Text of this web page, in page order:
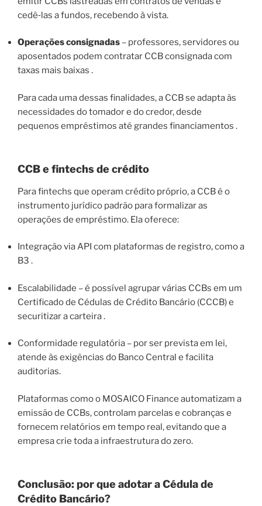
cedê‑las a fundos, recebendo à vista.
Operações consignadas – professores, servidores ou
aposentados podem contratar CCB consignada com
taxas mais baixas .
Para cada uma dessas finalidades, a CCB se adapta às
necessidades do tomador e do credor, desde
pequenos empréstimos até grandes financiamentos .
CCB e fintechs de crédito
Para fintechs que operam crédito próprio, a CCB é o
instrumento jurídico padrão para formalizar as
operações de empréstimo. Ela oferece:
Integração via API com plataformas de registro, como a
B3 .
Escalabilidade – é possível agrupar várias CCBs em um
Certificado de Cédulas de Crédito Bancário (CCCB) e
securitizar a carteira .
Conformidade regulatória – por ser prevista em lei,
atende às exigências do Banco Central e facilita
auditorias.
Plataformas como o MOSAICO Finance automatizam a
emissão de CCBs, controlam parcelas e cobranças e
fornecem relatórios em tempo real, evitando que a
empresa crie toda a infraestrutura do zero.
Conclusão: por que adotar a Cédula de
Crédito Bancário?